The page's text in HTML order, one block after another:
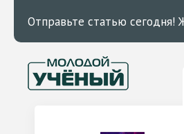
Отправьте статью сегодня!